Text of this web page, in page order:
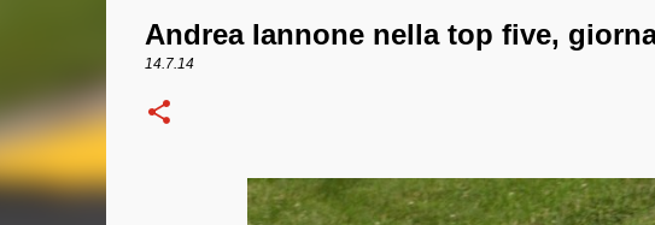
Andrea Iannone nella top five,
14.7.14